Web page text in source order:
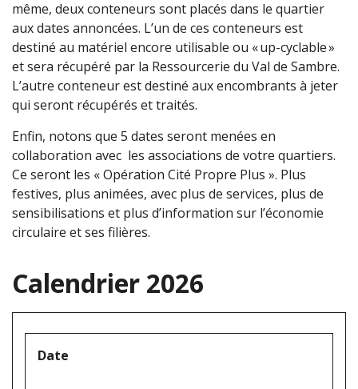
même, deux conteneurs sont placés dans le quartier
aux dates annoncées. L’un de ces conteneurs est
destiné au matériel encore utilisable ou « up-cyclable »
et sera récupéré par la Ressourcerie du Val de Sambre.
L’autre conteneur est destiné aux encombrants à jeter
qui seront récupérés et traités.
Enfin, notons que 5 dates seront menées en
collaboration avec les associations de votre quartiers.
Ce seront les « Opération Cité Propre Plus ». Plus
festives, plus animées, avec plus de services, plus de
sensibilisations et plus d’information sur l’économie
circulaire et ses filières.
Calendrier 2026
Date